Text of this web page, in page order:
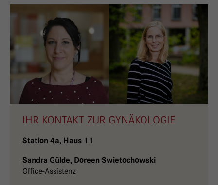
IHR KONTAKT ZUR GYNÄKOLOGIE
Station 4a, Haus 11
Sandra Gülde, Doreen Swietochowski
Office-Assistenz